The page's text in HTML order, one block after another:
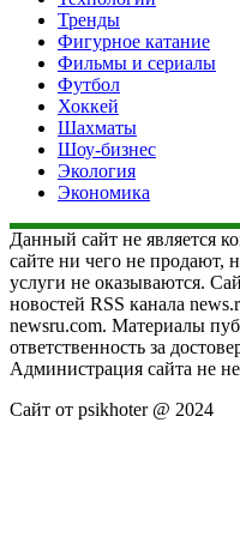
Тренды
Фигурное катание
Фильмы и сериалы
Футбол
Хоккей
Шахматы
Шоу-бизнес
Экология
Экономика
Данный сайт не является
сайте ни чего не продают,
услуги не оказываются.
новостей RSS канала
newsru.com. Материалы
ответственность за
Администрация сайта не
Сайт от psikhoter @ 2024